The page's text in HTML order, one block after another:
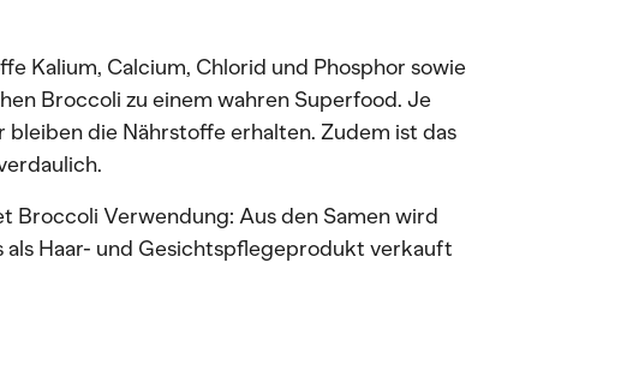
Kalium, Calcium, Chlorid und Phosphor sowie
Broccoli zu einem wahren Superfood. Je
die Nährstoffe erhalten. Zudem ist das
Broccoli Verwendung: Aus den Samen wird
Haar- und Gesichtspflegeprodukt verkauft